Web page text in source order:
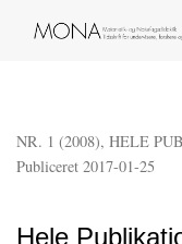
NR. 1 (2008), HELE
Hele
Publiceret 2017-01-25